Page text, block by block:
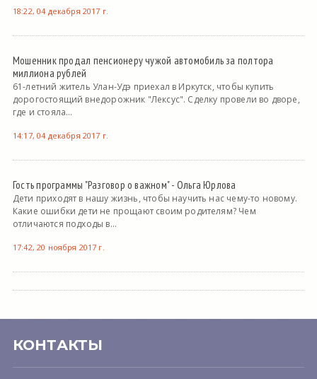
18:22, 04 декабря 2017 г.
Мошенник продал пенсионеру чужой автомобиль за полтора
миллиона рублей
61-летний житель Улан-Удэ приехал в Иркутск, чтобы купить
дорогостоящий внедорожник "Лексус". Сделку провели во дворе,
где и стояла...
14:17, 04 декабря 2017 г.
Гость программы "Разговор о важном" - Ольга Юрлова
Дети приходят в нашу жизнь, чтобы научить нас чему-то новому.
Какие ошибки дети не прощают своим родителям? Чем
отличаются подходы в...
17:42, 20 ноября 2017 г.
КОНТАКТЫ